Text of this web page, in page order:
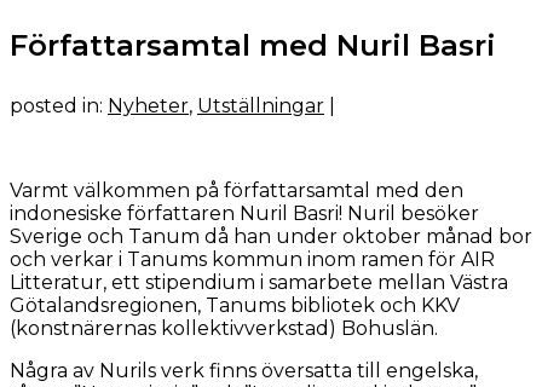
Författarsamtal med Nuril Basri
posted in: Nyheter, Utställningar
Varmt välkommen på författarsamtal med den
indonesiske författaren Nuril Basri! Nuril besöker
Sverige och Tanum då han under oktober månad bor
och verkar i Tanums kommun inom ramen för AIR
Litteratur, ett stipendium i samarbete mellan Västra
Götalandsregionen, Tanums bibliotek och KKV
(konstnärernas kollektivverkstad) Bohuslän.
Några av Nurils verk finns översatta till engelska,